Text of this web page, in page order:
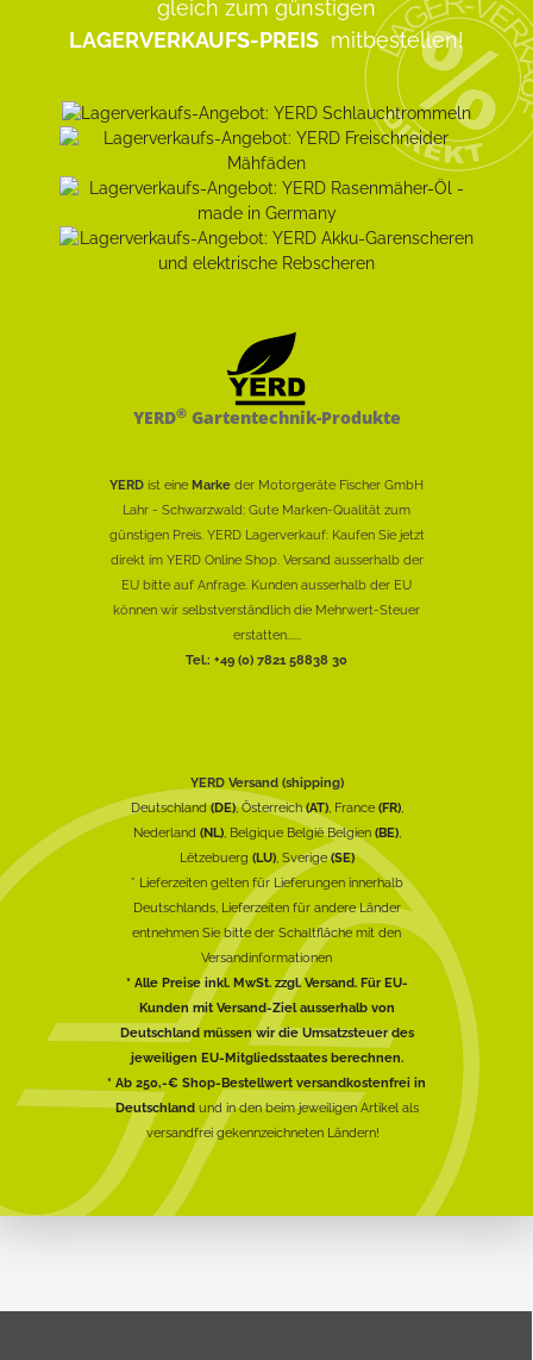
gleich zum günstigen
LAGERVERKAUFS-PREIS mitbestellen!
YERD®Gartentechnik-Produkte
YERD ist eine Marke der Motorgeräte Fischer GmbH
Lahr - Schwarzwald: Gute Marken-Qualität zum
günstigen Preis. YERD Lagerverkauf: Kaufen Sie jetzt
direkt im YERD Online Shop. Versand ausserhalb der
EU bitte auf Anfrage. Kunden ausserhalb der EU
können wir selbstverständlich die Mehrwert-Steuer
erstatten......
Tel.: +49 (0) 7821 58838 30
YERD Versand (shipping)
Deutschland(DE), Österreich(AT), France (FR),
Nederland (NL), Belgique België Belgien (BE),
Lëtzebuerg (LU), Sverige(SE)
* Lieferzeiten gelten für Lieferungen innerhalb
Deutschlands, Lieferzeiten für andere Länder
entnehmen Sie bitte der Schaltfläche mit den
Versandinformationen
* Alle Preise inkl. MwSt. zzgl. Versand. Für EU-
Kunden mit Versand-Ziel ausserhalb von
Deutschland müssen wir die Umsatzsteuer des
jeweiligen EU-Mitgliedsstaates berechnen.
* Ab 250,-€ Shop-Bestellwert versandkostenfrei in
Deutschlandund in den beim jeweiligen Artikel als
versandfrei gekennzeichneten Ländern!